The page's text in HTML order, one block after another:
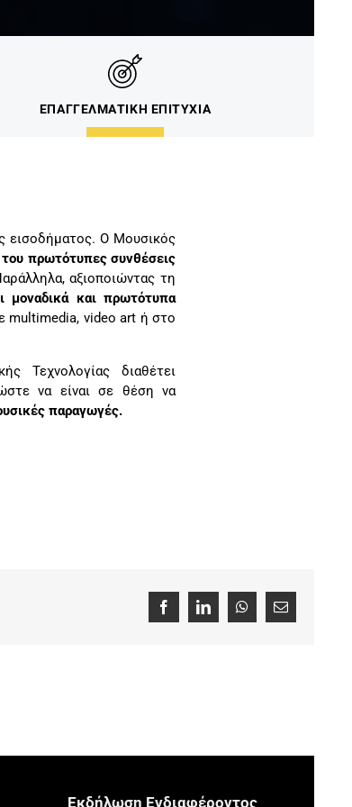
ΕΠΑΓΓΕΛΜΑΤΙΚΗ ΕΠΙΤΥΧΙΑ
εισοδήματος. Ο Μουσικός
του πρωτότυπες συνθέσεις
αξιοποιώντας τη
μοναδικά και πρωτότυπα
multimedia, video art ή στο
Τεχνολογίας διαθέτει
να είναι σε θέση να
παραγωγές.
FacebookLinkedInWhatsApp
Email
Eκδήλωση Eνδιαφέροντος